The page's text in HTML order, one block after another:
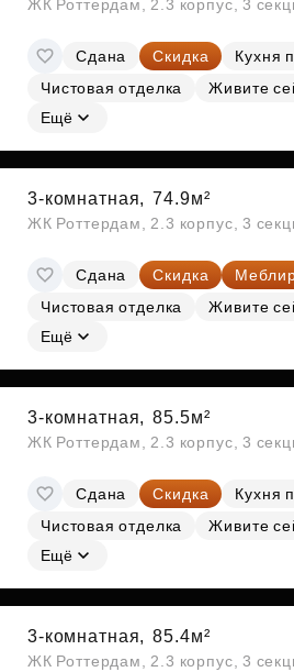
ЖК Роттердам, 2.3 корпус, 3
Сдана Скидка Кухня
Чистовая отделка
Живите
Ещё
3-комнатная, 74.9м²
ЖК Роттердам, 2.3 корпус, 3
Сдана Скидка
Чистовая отделка
Живите
Ещё
3-комнатная, 85.5м²
ЖК Роттердам, 2.3 корпус, 3
Сдана Скидка Кухня
Чистовая отделка
Живите
Ещё
3-комнатная, 85.4м²
ЖК Роттердам, 2.3 корпус, 3